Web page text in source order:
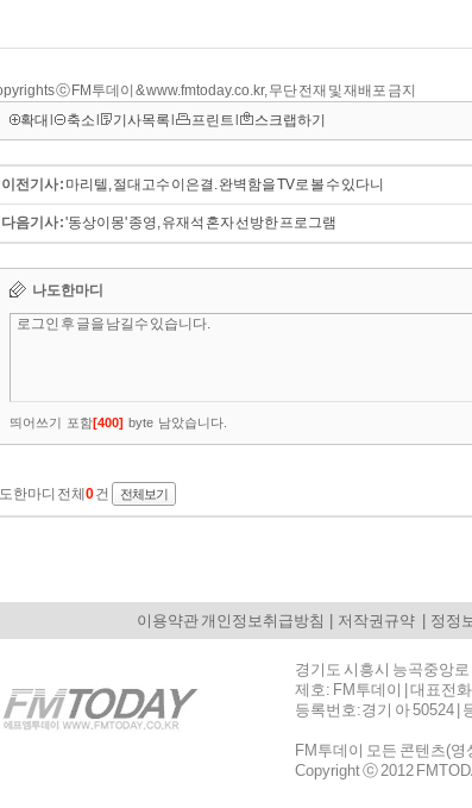
ⓒ FM투데이 & www.fmtoday.co.kr, 무단 전재 및 재배포 금지
확대
축소 기사목록 프린트 스크랩하기
이전기사 : 마리텔, 절대고수 이은결. 완벽함을 TV로 볼 수 있다니
다음기사 :'동상이몽' 종영, 유재석 혼자 선방한 프로그램
이용약관 개인정보취급방침 저작권규약 정정
경기도 시흥시 능곡중앙
제호: FM투데이 | 대표전
등록번호:경기 아 50524 |
FM투데이 모든 콘텐츠(
Copyright ⓒ 2012